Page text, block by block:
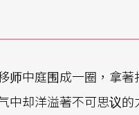
师中庭围成一圈，拿著
却洋溢著不可思议的